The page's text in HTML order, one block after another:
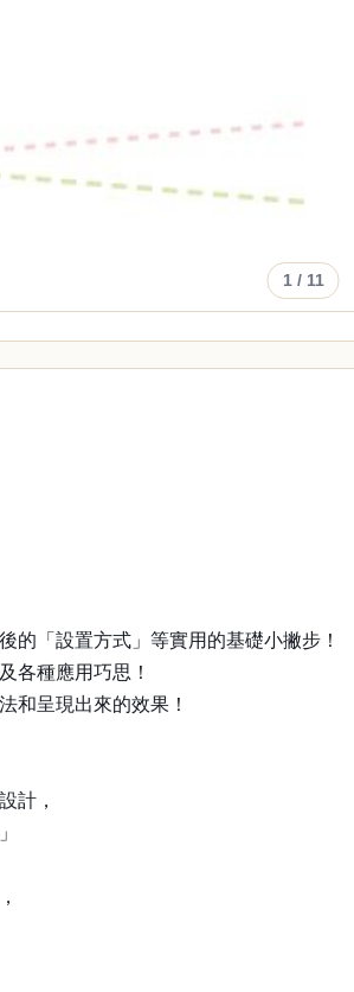
1/ 11
「設置方式」等實用的基礎小撇步！
各種應用巧思！
和呈現出來的效果！
計，